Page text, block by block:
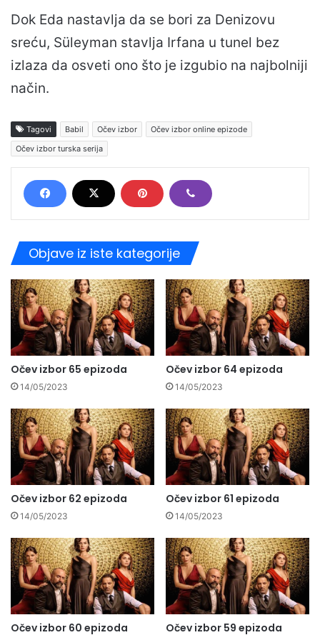
Dok Eda nastavlja da se bori za Denizovu
sreću, Süleyman stavlja Irfana u tunel bez
izlaza da osveti ono što je izgubio na najbolniji
način.
Tagovi Babil Očev izbor
Očev izbor online epizode
Očev izbor turska serija
Objave iz iste kategorije
Očev izbor 65 epizoda
14/05/2023
Očev izbor 64 epizoda
14/05/2023
Očev izbor 62 epizoda
14/05/2023
Očev izbor 61 epizoda
14/05/2023
Očev izbor 60 epizoda Očev izbor 59 epizoda